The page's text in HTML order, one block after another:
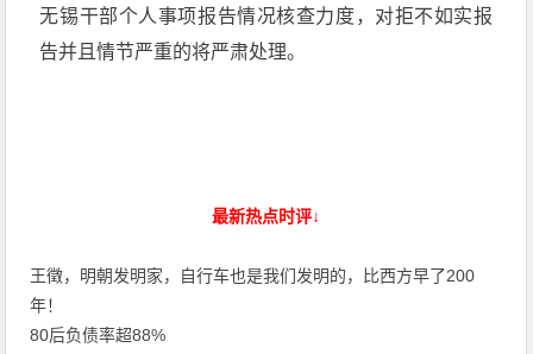
无锡干部个人事项报告情况核查力度，对拒不如实报
告并且情节严重的将严肃处理。
最新热点时评↓
王徵，明朝发明家，自行车也是我们发明的，比西方早了200
年！
80后负债率超88%